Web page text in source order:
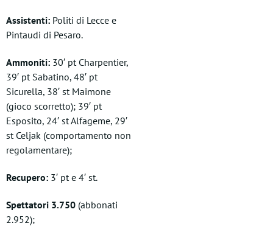
Assistenti: Politi di Lecce e
Pintaudi di Pesaro.
Ammoniti: 30′ pt Charpentier,
39′ pt Sabatino, 48′ pt
Sicurella, 38′ st Maimone
(gioco scorretto); 39′ pt
Esposito, 24′ st Alfageme, 29′
st Celjak (comportamento non
regolamentare);
Recupero: 3′ pt e 4′ st.
Spettatori 3.750 (abbonati
2.952);